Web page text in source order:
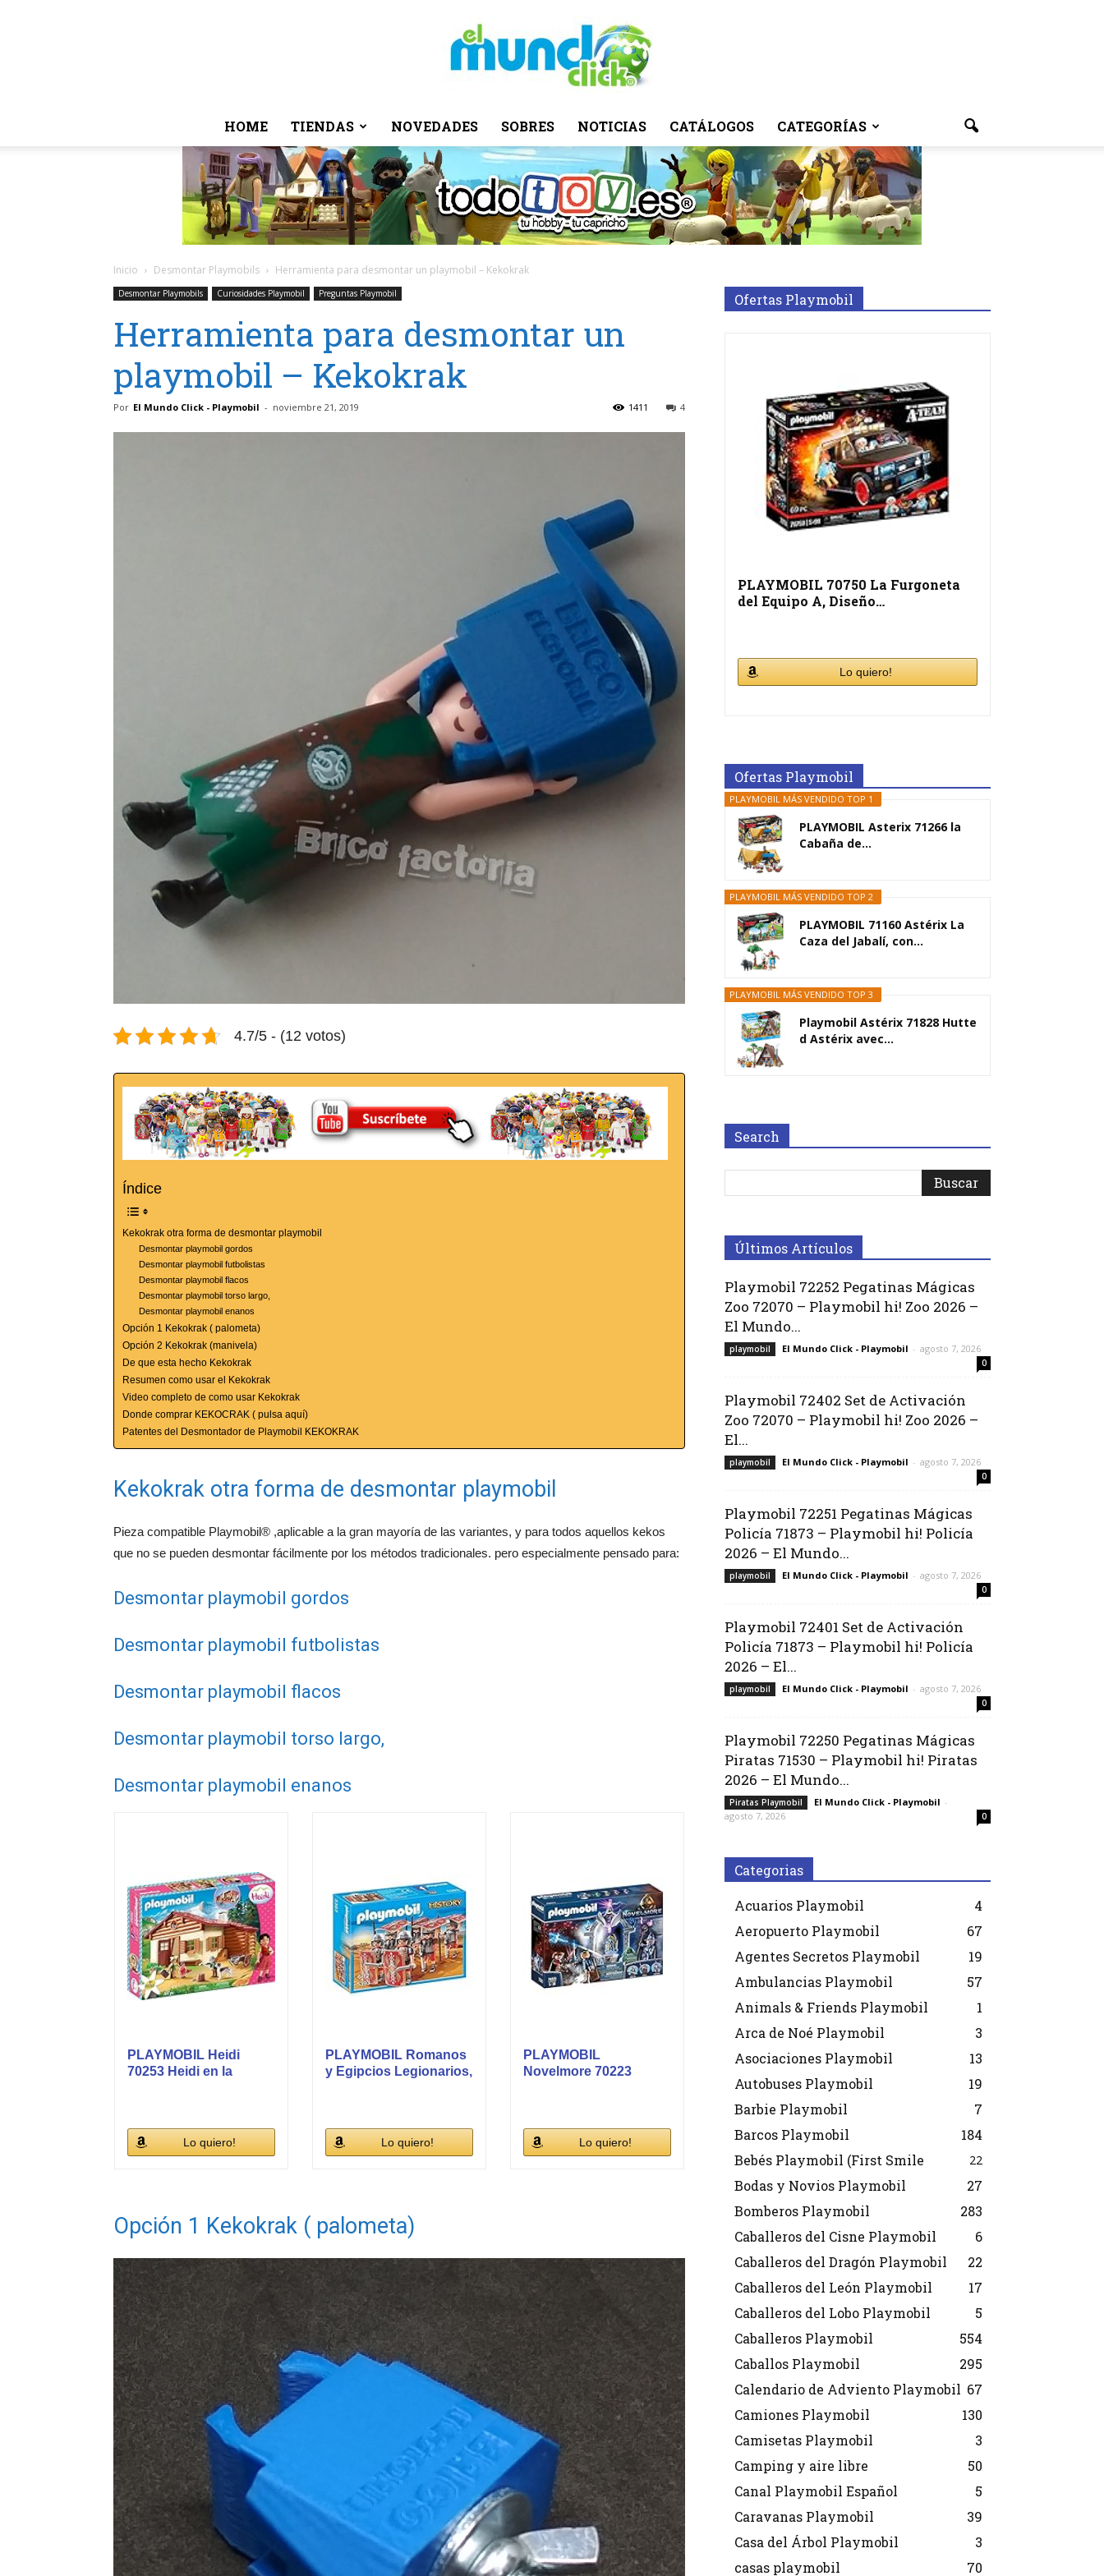
El
HOME TIENDAS NOVEDADES SOBRES NOTICIAS CATÁLOGOS CATEGORÍAS
Inicio Desmontar Playmobils Herramienta para desmontar un playmobil – Kekokrak
Desmontar Playmobils Curiosidades Playmobil Preguntas Playmobil
Herramienta para desmontar un
playmobil – Kekokrak
Por El Mundo Click - Playmobil - noviembre 21, 2019 4
1411
4.7/5 - (12 votos)
Índice
Kekokrak otra forma de desmontar playmobil
Desmontar playmobil gordos
Desmontar playmobil futbolistas
Desmontar playmobil flacos
Desmontar playmobil torso largo,
Desmontar playmobil enanos
Opción 1 Kekokrak ( palometa)
Opción 2 Kekokrak (manivela)
De que esta hecho Kekokrak
Resumen como usar el Kekokrak
Video completo de como usar Kekokrak
Donde comprar KEKOCRAK ( pulsa aquí)
Patentes del Desmontador de Playmobil KEKOKRAK
Kekokrak otra forma de desmontar playmobil
Pieza compatible Playmobil® ,aplicable a la gran mayoría de las variantes, y para todos aquellos kekos
que no se pueden desmontar fácilmente por los métodos tradicionales. pero especialmente pensado para:
Desmontar playmobil gordos
Desmontar playmobil futbolistas
Desmontar playmobil flacos
Desmontar playmobil torso largo,
Desmontar playmobil enanos
PLAYMOBIL Heidi
70253 Heidi en la
Lo quiero!
PLAYMOBIL Romanos
y Egipcios Legionarios,
Lo quiero!
PLAYMOBIL
Novelmore 70223
Lo quiero!
Opción 1 Kekokrak ( palometa)
Ofertas Playmobil
PLAYMOBIL 70750 La Furgoneta
del Equipo A, Diseño…
Lo quiero!
Ofertas Playmobil
PLAYMOBIL MÁS VENDIDO TOP 1
PLAYMOBIL Asterix 71266 la
Cabaña de...
PLAYMOBIL MÁS VENDIDO TOP 2
PLAYMOBIL 71160 Astérix La
Caza del Jabalí, con...
PLAYMOBIL MÁS VENDIDO TOP 3
Playmobil Astérix 71828 Hutte
d Astérix avec...
Search
Últimos Artículos
Playmobil 72252 Pegatinas Mágicas
Zoo 72070 – Playmobil hi! Zoo 2026 –
El Mundo...
playmobil El Mundo Click - Playmobil - agosto 7, 2026
0
Playmobil 72402 Set de Activación
Zoo 72070 – Playmobil hi! Zoo 2026 –
El...
playmobil El Mundo Click - Playmobil - agosto 7, 2026
0
Playmobil 72251 Pegatinas Mágicas
Policía 71873 – Playmobil hi! Policía
2026 – El Mundo...
playmobil El Mundo Click - Playmobil - agosto 7, 2026
0
Playmobil 72401 Set de Activación
Policía 71873 – Playmobil hi! Policía
2026 – El...
playmobil El Mundo Click - Playmobil - agosto 7, 2026
0
Playmobil 72250 Pegatinas Mágicas
Piratas 71530 – Playmobil hi! Piratas
2026 – El Mundo...
Piratas Playmobil El Mundo Click - Playmobil -
agosto 7, 2026
0
Categorias
Acuarios Playmobil
4
Aeropuerto Playmobil
67
Agentes Secretos Playmobil
19
Ambulancias Playmobil
57
Animals & Friends Playmobil
1
Arca de Noé Playmobil
3
Asociaciones Playmobil
13
Autobuses Playmobil
19
Barbie Playmobil
7
Barcos Playmobil
184
Bebés Playmobil (First Smile
22
Bodas y Novios Playmobil
27
Bomberos Playmobil
283
Caballeros del Cisne Playmobil
6
Caballeros del Dragón Playmobil
22
Caballeros del León Playmobil
17
Caballeros del Lobo Playmobil
5
Caballeros Playmobil
554
Caballos Playmobil
295
Calendario de Adviento Playmobil 67
Camiones Playmobil
130
Camisetas Playmobil
3
Camping y aire libre
50
Canal Playmobil Español
5
Caravanas Playmobil
39
Casa del Árbol Playmobil
3
casas playmobil
70